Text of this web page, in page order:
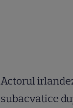
Actorul
subacvatice